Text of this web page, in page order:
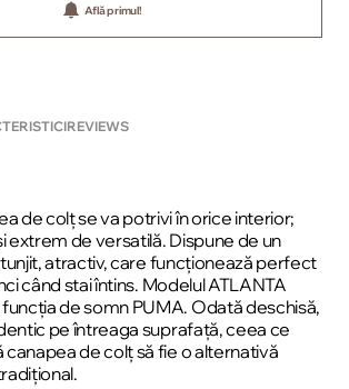
Află primul!
REVIEWS
de colț se va potrivi în orice interior;
extrem de versatilă. Dispune de un
atractiv, care funcționează perfect
când stai întins. Modelul ATLANTA
de somn PUMA. Odată deschisă,
pe întreaga suprafață, ceea ce
de colț să fie o alternativă